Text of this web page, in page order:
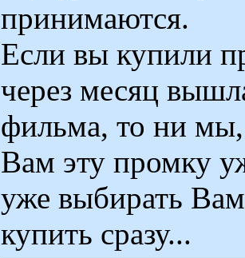
принимаются.
Если вы купили
через месяц
фильма, то ни
Вам эту промку
уже выбирать
купить сразу...